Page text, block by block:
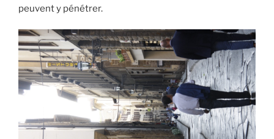
peuvent y pénétrer.